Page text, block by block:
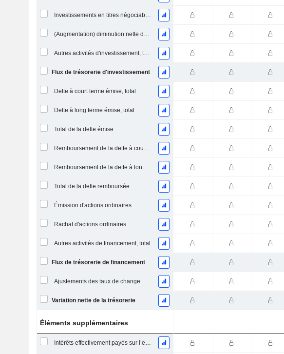
Investissements en titres négociables et en actions, total
(Augmentation) diminution nette des prêts accordés / vendus - Investissements
Autres activités d'investissement, total
Flux de trésorerie d'investissement
Dette à court terme émise, total
Dette à long terme émise, total
Total de la dette émise
Remboursement de la dette à court terme, total
Remboursement de la dette à long terme, total
Total de la dette remboursée
Émission d'actions ordinaires
Rachat d'actions ordinaires
Autres activités de financement, total
Flux de trésorerie de financement
Ajustements des taux de change
Variation nette de la trésorerie
Éléments supplémentaires
Intérêts effectivement payés sur l’exercice